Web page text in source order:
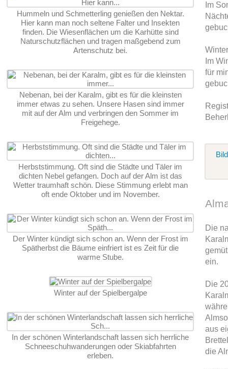
Hummeln und Schmetterling genießen den Nektar.
Hier kann man noch seltene Falter und Insekten
finden. Die Wiesenflächen um die Karhütte sind
Naturschutzflächen und tragen maßgebend zum
Artenschutz bei.
Nebenan, bei der Karalm, gibt es für die kleinsten
immer etwas zu sehen. Unsere Hasen sind immer
mit auf der Alm und verbringen den Sommer im
Freigehege.
Herbststimmung. Oft sind die Städte und Täler im
dichten Nebel gefangen. Doch auf der Alm ist das
Wetter traumhaft schön. Diese Stimmung erlebt man
oft ende Oktober und im November.
Der Winter kündigt sich schon an. Wenn der Frost im
Spätherbst die Bäume einfriert ist es Zeit für die
warme Stube.
Winter auf der Spielbergalpe
In der schönen Winterlandschaft lassen sich herrliche
Schneeschuhwanderungen oder Skiabfahrten
erleben.
Im
Im
für
Die
ein.
Die
aus
die